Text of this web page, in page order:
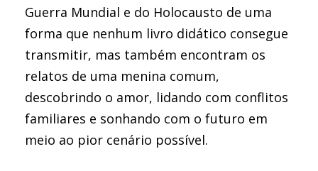
Guerra Mundial e do Holocausto de uma
forma que nenhum livro didático consegue
transmitir, mas também encontram os
relatos de uma menina comum,
descobrindo o amor, lidando com conflitos
familiares e sonhando com o futuro em
meio ao pior cenário possível.